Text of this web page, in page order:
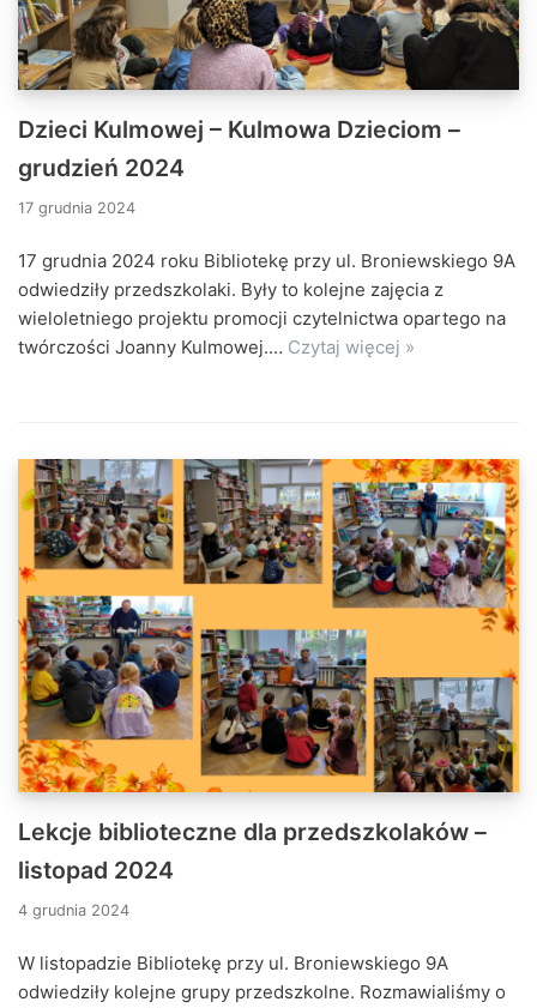
Dzieci Kulmowej – Kulmowa Dzieciom –
grudzień 2024
17 grudnia 2024
17 grudnia 2024 roku Bibliotekę przy ul. Broniewskiego 9A
odwiedziły przedszkolaki. Były to kolejne zajęcia z
wieloletniego projektu promocji czytelnictwa opartego na
twórczości Joanny Kulmowej.… Czytaj więcej »
Lekcje biblioteczne dla przedszkolaków –
listopad 2024
4 grudnia 2024
W listopadzie Bibliotekę przy ul. Broniewskiego 9A
odwiedziły kolejne grupy przedszkolne. Rozmawialiśmy o